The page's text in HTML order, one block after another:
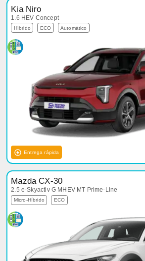
Kia Niro
1.6 HEV Concept
Híbrido ECO Automático
Entrega rápida
Mazda CX-30
2.5 e-Skyactiv G MHEV MT Prime-Line
Micro-Híbrido ECO